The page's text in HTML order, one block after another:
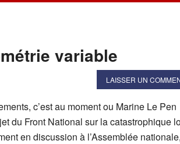
variable
LAISSER UN
c’est au moment ou Marine Le Pen
du Front National sur la catastrophique
en discussion à l’Assemblée